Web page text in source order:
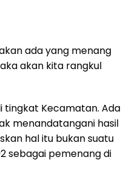
ada yang menang
akan kita rangkul
tingkat Kecamatan. Ada
menandatangani hasil
hal itu bukan suatu
sebagai pemenang di